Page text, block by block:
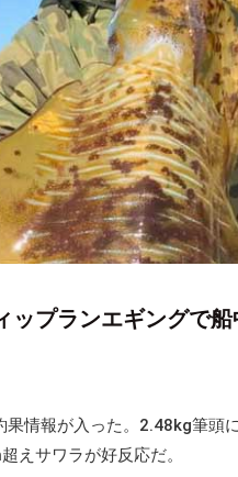
ップランエギングで
情報が入った。2.48kg筆頭
えサワラが好反応だ。